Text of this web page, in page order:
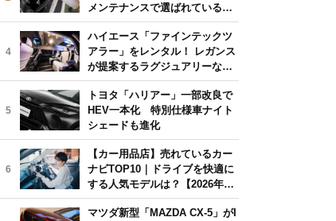
メンテナンスで選ばれている人
気モデルは？【2026年6月版】
4
ハイエース「ファインテックツ
アラー」をレンタル！ レガンス
が提案するラグジュアリーな移
動体験
5
トヨタ「ハリアー」一部改良で
HEV一本化 特別仕様車ナイト
シェードも進化
6
【カー用品店】売れているカー
ナビTOP10｜ドライブを快適に
する人気モデルは？【2026年6
月版】
マツダ新型「MAZDA CX-5」がI